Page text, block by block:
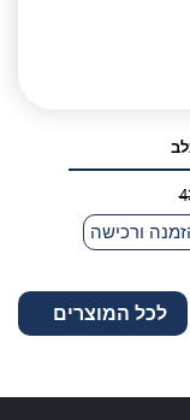
ורכישה
לכל המוצרים